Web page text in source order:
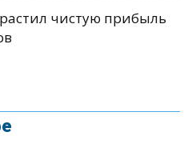
чистую прибыль